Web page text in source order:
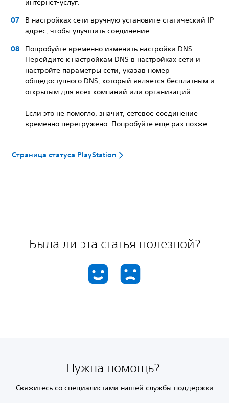
интернет-услуг.
В настройках сети вручную установите статический IP-
адрес, чтобы улучшить соединение.
Попробуйте временно изменить настройки DNS.
Перейдите к настройкам DNS в настройках сети и
настройте параметры сети, указав номер
общедоступного DNS, который является бесплатным и
открытым для всех компаний или организаций.
Если это не помогло, значит, сетевое соединение
временно перегружено. Попробуйте еще раз позже.
Страница статуса PlayStation
Была ли эта статья полезной?
Нужна помощь?
Свяжитесь со специалистами нашей службы поддержки